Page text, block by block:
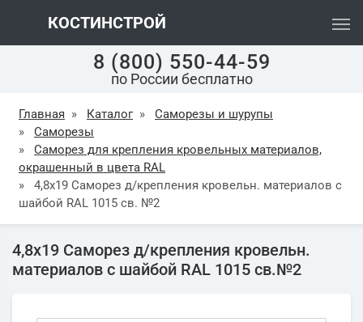
КОСТИНСТРОЙ
8 (800) 550-44-59
по России бесплатно
Главная » Каталог »
Саморезы и шурупы
»
Саморезы
»
Саморез для крепления кровельных материалов,
окрашенный в цвета RAL
»
4,8х19 Саморез д/крепления кровельн. материалов с
шайбой RAL 1015 св. №2
4,8х19 Саморез д/крепления кровельн.
материалов с шайбой RAL 1015 св.№2